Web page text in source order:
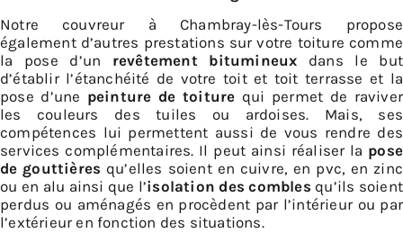
Notre couvreur à Chambray-lès-Tours propose
également d’autres prestations sur votre toiture comme
la pose d’un revêtement bitumineux dans le but
d’établir l’étanchéité de votre toit et toit terrasse et la
pose d’une peinture de toiture qui permet de raviver
les couleurs des tuiles ou ardoises. Mais, ses
compétences lui permettent aussi de vous rendre des
services complémentaires. Il peut ainsi réaliser la pose
de gouttières qu’elles soient en cuivre, en pvc, en zinc
ou en alu ainsi que l’isolation des combles qu’ils soient
perdus ou aménagés en procèdent par l’intérieur ou par
l’extérieur en fonction des situations.